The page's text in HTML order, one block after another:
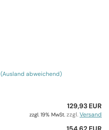
(Ausland abweichend)
129,93 EUR
zzgl. 19% MwSt. zzgl.Versand